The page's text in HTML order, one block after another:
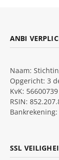
ANBI
Naam:
Opgericht: 3
KvK: 56600739
RSIN:
Bankrekening:
SSL